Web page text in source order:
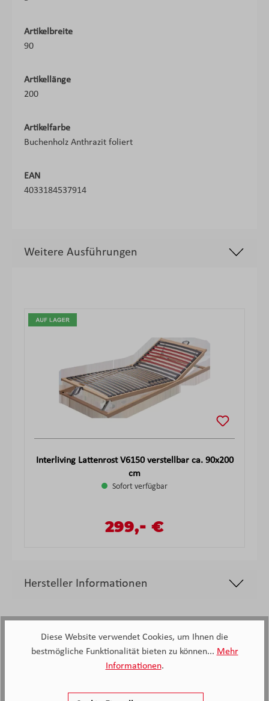
Artikelbreite
90
Artikellänge
200
Artikelfarbe
Buchenholz Anthrazit foliert
EAN
4033184537914
Weitere Ausführungen
Interliving Lattenrost V6150 verstellbar ca. 90x200
cm
Sofort verfügbar
Regulärer Preis:
Verkaufspreis:
299,- €
Hersteller Informationen
Diese Website verwendet Cookies, um Ihnen die
bestmögliche Funktionalität bieten zu können... Mehr
Informationen.